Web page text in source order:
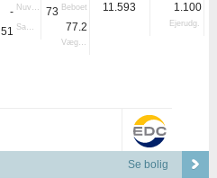
- Nuvær.
51 Samlet
73 Beboet
77.2
Vægtet
11.593 1.100
Ejerudg.
Se bolig